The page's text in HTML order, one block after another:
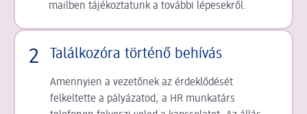
mailben tájékoztatunk a további lépesekről.
2 Találkozóra történő behívás
Amennyien a vezetőnek az érdeklődését
felkeltette a pályázatod, a HR munkatárs